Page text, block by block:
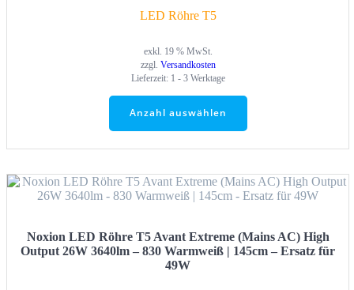
LED Röhre T5
exkl. 19 % MwSt.
zzgl. Versandkosten
Lieferzeit: 1 - 3 Werktage
Anzahl auswählen
Noxion LED Röhre T5 Avant Extreme (Mains AC) High
Output 26W 3640lm – 830 Warmweiß | 145cm – Ersatz für
49W